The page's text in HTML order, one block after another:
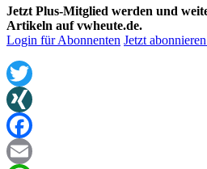
Jetzt Plus-Mitglied werden und
Artikeln auf vwheute.de.
Login für Abonnenten Jetzt
Twitter
XING
Facebook